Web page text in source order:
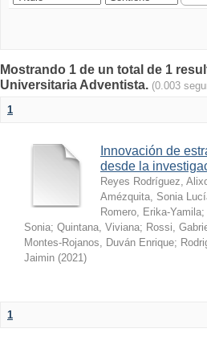
Mostrando 1 de un total de 1
Universitaria Adventista. (0.003
1
Innovación de
desde la
Reyes Rodríguez,
Amézquita, Sonia
Romero, Erika-Yamila;
Sonia; Quintana, Viviana; Rossi,
Montes-Rojanos, Duván Enrique;
Jaimin (2021)
1